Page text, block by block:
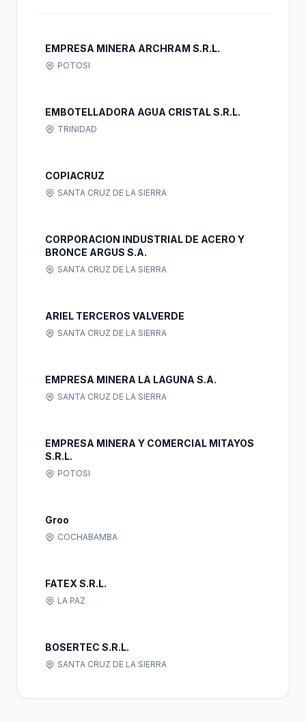
EMPRESA MINERA ARCHRAM S.R.L.
POTOSI
EMBOTELLADORA AGUA CRISTAL S.R.L.
TRINIDAD
COPIACRUZ
SANTA CRUZ DE LA SIERRA
CORPORACION INDUSTRIAL DE ACERO Y
BRONCE ARGUS S.A.
SANTA CRUZ DE LA SIERRA
ARIEL TERCEROS VALVERDE
SANTA CRUZ DE LA SIERRA
EMPRESA MINERA LA LAGUNA S.A.
SANTA CRUZ DE LA SIERRA
EMPRESA MINERA Y COMERCIAL MITAYOS
S.R.L.
POTOSI
Groo
COCHABAMBA
FATEX S.R.L.
LA PAZ
BOSERTEC S.R.L.
SANTA CRUZ DE LA SIERRA